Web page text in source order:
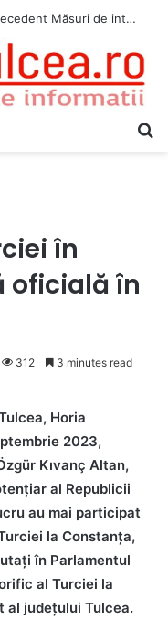
Dunărea, la minime istorice fără precedent Măsuri de intervenție pentru menținerea debitelor minime, necesare pentru producția de energie nucleară
în
oficială în
312 3 minutes read
Horia
2023,
Kıvanç Altan,
al Republicii
au mai participat
la Constanța,
în Parlamentul
al Turciei la
al județului Tulcea.